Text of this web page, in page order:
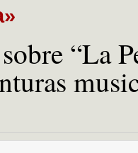
“La